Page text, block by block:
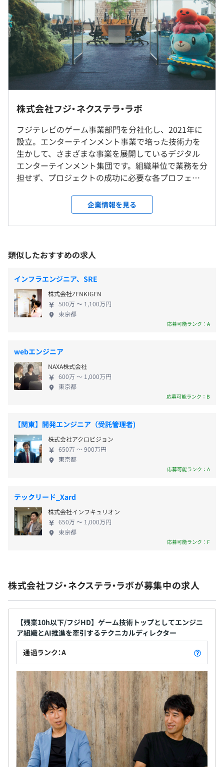
のような構成が最適か」を提案し、数名規模のチームを率
いて形にしていくフェーズです。
案件はエンタメ、官公庁、製造業など多岐にわたり、
AWS等のクラウドからVMWareによる仮想化基盤まで、扱
う領域も非常に広いです。 「一つの技術に固執せず、最
適な解を出し続けたい」「リーダーとしてプロジェクトの
品質に責任を持ちたい」という意欲を全力でバックアップ
【スキルアップ】
■資格取得サポート
■ブックシェア など
Google Cloud Operations(Stackdriver)
＜雇入時＞
東京本社、および自宅 ※リモートワーク可
＜変更範囲＞
会社の定める場所（テレワークを行う場所を含む）
受動喫煙防止措置に関する事項
受動喫煙対策：敷地内全面禁煙（喫煙室設置）
勤務地最寄駅：東京臨海高速鉄道りんかい線／東京テレポ
■残業手当
有
■給与補足
※経験・能力等を考慮の上、当社規定により決定します。
賃金はあくまでも目安の金額であり、選考を通じて上下す
る可能性があります。
（※想定年収は年収提示額を保証するものではありません）
10:00～19:00 （所定労働時間：8時間0分）
休憩時間：休憩 60分
・完全週休2日制（休日は土日祝日）
・年間有給休暇10日～20日（下限日数は、入社直後の付
・年間休日日数120日
■年末年始、当社規定による休日
■有給休暇（入社時に最大10日、2年目以降11日～20日を
■産休・育休精度あり
■昇給有無
社会保険完備：健康保険、厚生年金保険、雇用保険、労災
保険
無期雇用
■試用期間
3ヶ月
株式会社フジ・ネクステラ・ラボ
フジテレビのゲーム事業部門を分社化し、2021年に
設立。エンターテインメント事業で培った技術力を
生かして、さまざまな事業を展開しているデジタル
エンターテインメント集団です。組織単位で業務を分
担せず、プロジェクトの成功に必要な各プロフェッ
が事業推進に貢献しています。 当社はフジテレビの
各種インターネットビジネスの創出・拡大の拠点と
して、共同プロジェクトを進行しており、複数事業
ステム『JET』／大規模なWebサービス・データマー
ケティング／ゲーム事業／DX事業など）や新規事業
の立ち上げ、他社との協業など、幅広く活躍していた
だけます。 楽しさとフラットな組織を大切にする社
風なので、積極的に手をあげることで、希望のプロジ
ェクトに携わることも可能です。ドラマ・バラエテ
ィ・アニメなど、総合的なエンターテインメント企
と、大規模BtoC事業をはじめとする各プロジェクト
に参画し、多様なキャリアを構築していきません
か？
企業情報を見る
類似したおすすめの求人
インフラエンジニア、SRE
株式会社ZENKIGEN
500万 〜 1,100万円
東京都
応募可能ランク：A
webエンジニア
NAXA株式会社
600万 〜 1,000万円
東京都
応募可能ランク：B
【関東】開発エンジニア（受託管理者)
株式会社アクロビジョン
650万 〜 900万円
東京都
応募可能ランク：A
テックリード_Xard
株式会社インフキュリオン
650万 〜 1,000万円
東京都
応募可能ランク：F
株式会社フジ・ネクステラ・ラボが募集中の求人
【残業10h以下/フジHD】ゲーム技術トップとしてエンジニ
ア組織とAI推進を牽引するテクニカルディレクター
通過ランク：A